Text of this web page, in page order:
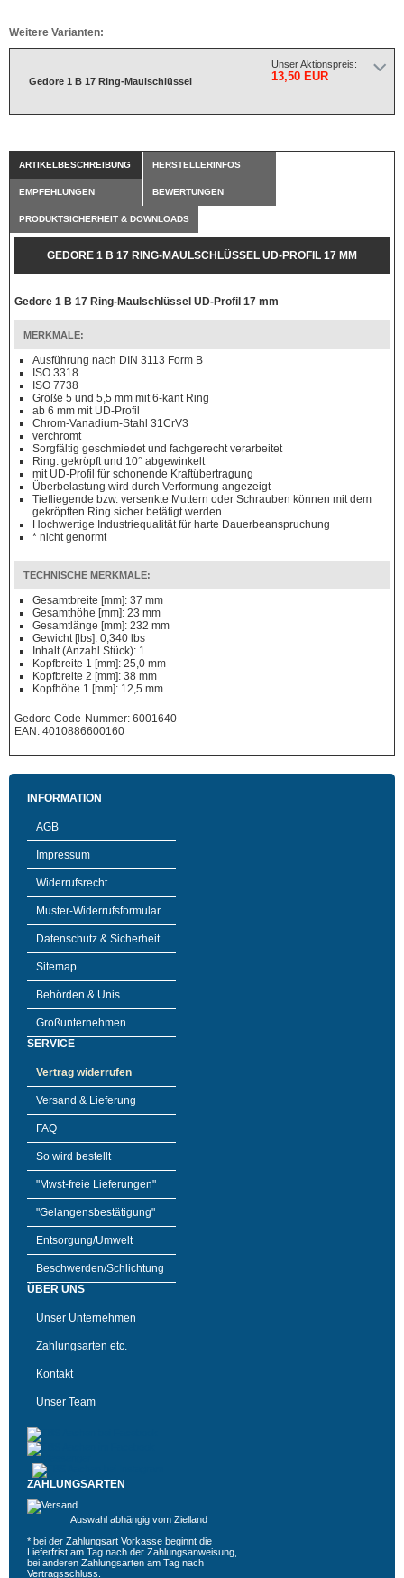
Weitere Varianten:
Gedore 1 B 17 Ring-Maulschlüssel
Unser Aktionspreis:
13,50 EUR
ARTIKELBESCHREIBUNG HERSTELLERINFOS
EMPFEHLUNGEN BEWERTUNGEN
PRODUKTSICHERHEIT & DOWNLOADS
GEDORE 1 B 17 RING-MAULSCHLÜSSEL UD-PROFIL 17 MM
Gedore 1 B 17 Ring-Maulschlüssel UD-Profil 17 mm
MERKMALE:
Ausführung nach DIN 3113 Form B
ISO 3318
ISO 7738
Größe 5 und 5,5 mm mit 6-kant Ring
ab 6 mm mit UD-Profil
Chrom-Vanadium-Stahl 31CrV3
verchromt
Sorgfältig geschmiedet und fachgerecht verarbeitet
Ring: gekröpft und 10° abgewinkelt
mit UD-Profil für schonende Kraftübertragung
Überbelastung wird durch Verformung angezeigt
Tiefliegende bzw. versenkte Muttern oder Schrauben können mit dem
gekröpften Ring sicher betätigt werden
Hochwertige Industriequalität für harte Dauerbeanspruchung
* nicht genormt
TECHNISCHE MERKMALE:
Gesamtbreite [mm]: 37 mm
Gesamthöhe [mm]: 23 mm
Gesamtlänge [mm]: 232 mm
Gewicht [lbs]: 0,340 lbs
Inhalt (Anzahl Stück): 1
Kopfbreite 1 [mm]: 25,0 mm
Kopfbreite 2 [mm]: 38 mm
Kopfhöhe 1 [mm]: 12,5 mm
Gedore Code-Nummer: 6001640
EAN: 4010886600160
INFORMATION
AGB
Impressum
Widerrufsrecht
Muster-Widerrufsformular
Datenschutz & Sicherheit
Sitemap
Behörden & Unis
Großunternehmen
SERVICE
Vertrag widerrufen
Versand & Lieferung
FAQ
So wird bestellt
"Mwst-freie Lieferungen"
"Gelangensbestätigung"
Entsorgung/Umwelt
Beschwerden/Schlichtung
ÜBER UNS
Unser Unternehmen
Zahlungsarten etc.
Kontakt
Unser Team
ZAHLUNGSARTEN
Auswahl abhängig vom Zielland
* bei der Zahlungsart Vorkasse beginnt die
Lieferfrist am Tag nach der Zahlungsanweisung,
bei anderen Zahlungsarten am Tag nach
Vertragsschluss.